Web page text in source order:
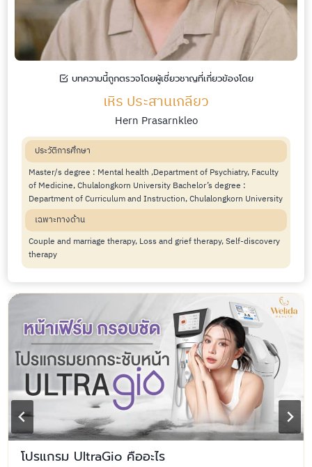
บทความนี้ถูกตรวจโดยผู้เชี่ยวชาญที่เกี่ยวข้องโดย
เหิร ประสานเกลียว
Hern Prasarnkleo
ประวัติการศึกษา
Master/s degree : Mental health ,Department of Psychiatry, Faculty
of Medicine, Chulalongkorn University Bachelor’s degree :
Department of Curriculum and Instruction, Chulalongkorn University
เฉพาะทางด้าน
Couple and marriage therapy, Loss and grief therapy, Self-discovery
therapy
โปรแกรม UltraGio คืออะไร